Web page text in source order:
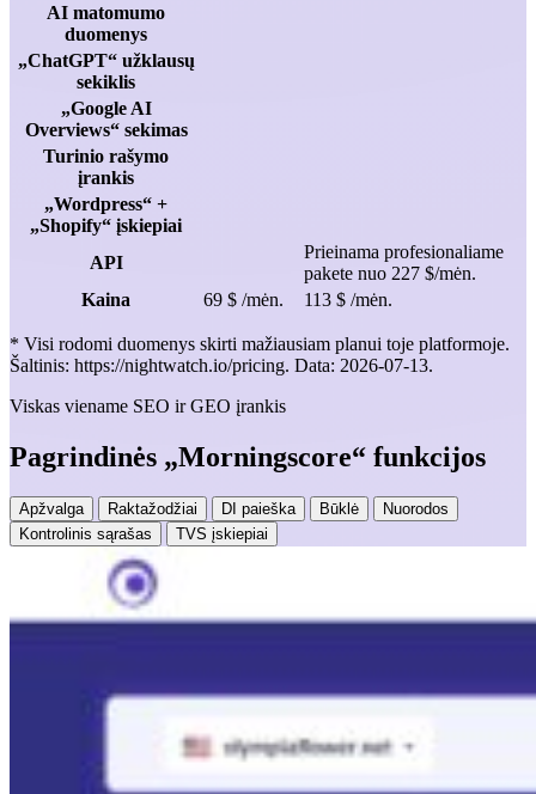
AI matomumo
duomenys
„ChatGPT“ užklausų
sekiklis
„Google AI
Overviews“ sekimas
Turinio rašymo
įrankis
„Wordpress“ +
„Shopify“ įskiepiai
API
Prieinama profesionaliame
pakete nuo 227 $/mėn.
Kaina
69 $ /mėn. 113 $ /mėn.
* Visi rodomi duomenys skirti mažiausiam planui toje platformoje.
Šaltinis: https://nightwatch.io/pricing. Data: 2026-07-13.
Viskas viename SEO ir GEO įrankis
Pagrindinės „Morningscore“ funkcijos
Apžvalga Raktažodžiai DI paieška Būklė
Nuorodos
Kontrolinis sąrašas
TVS įskiepiai